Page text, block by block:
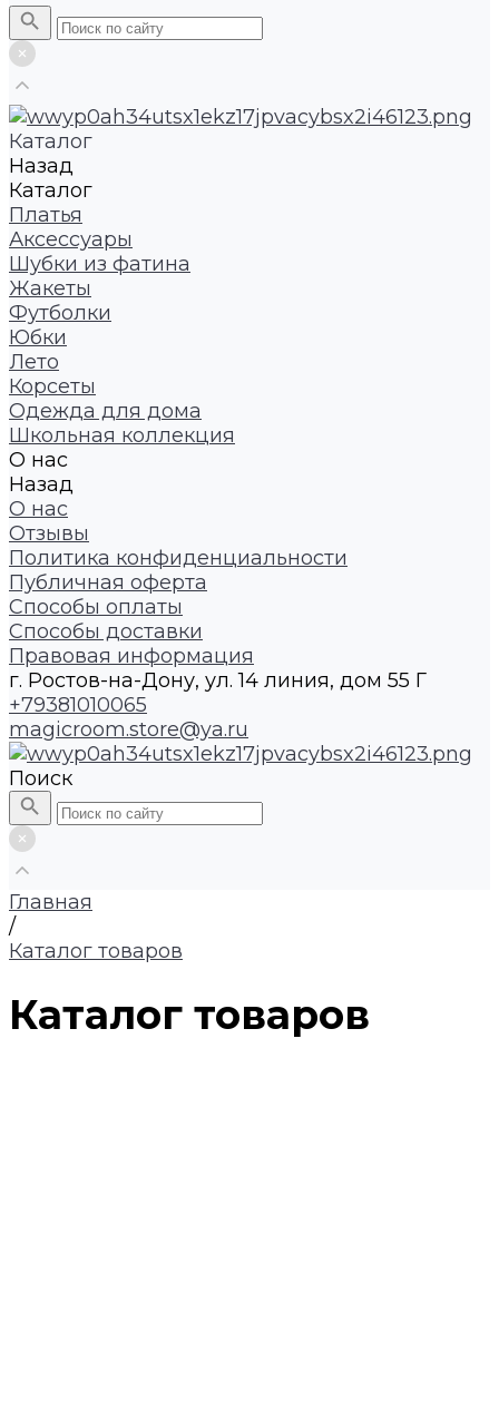
Каталог
Назад
Каталог
Платья
Аксессуары
Шубки из фатина
Жакеты
Футболки
Юбки
Лето
Корсеты
Одежда для дома
Школьная коллекция
О нас
Назад
О нас
Отзывы
Политика конфиденциальности
Публичная оферта
Способы оплаты
Способы доставки
Правовая информация
г. Ростов-на-Дону, ул. 14 линия, дом 55 Г
+79381010065
magicroom.store@ya.ru
Поиск
Главная
/
Каталог товаров
Каталог товаров